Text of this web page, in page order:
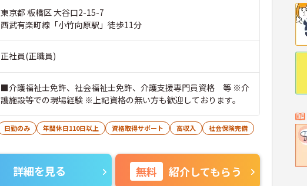
東京都 板橋区 大谷口2-15-7
西武有楽町線「小竹向原駅」徒歩11分
正社員(正職員)
■介護福祉士免許、社会福祉士免許、介護支援専門員資格 等 ※介
護施設等での現場経験 ※上記資格の無い方も歓迎しております。
日勤のみ 年間休日110日以上 資格取得サポート 高収入
社会保険完備
詳細を見る 無料 紹介してもらう